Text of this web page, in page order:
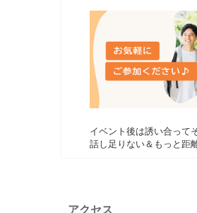
イベント後は誘い合って
話し足りない＆もっと距
アクセス